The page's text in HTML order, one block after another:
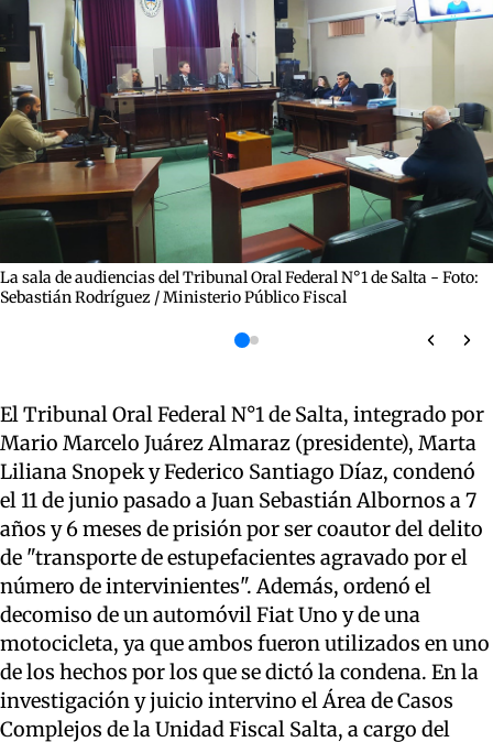
La sala de audiencias del Tribunal Oral Federal N°1 de Salta - Foto:
Sebastián Rodríguez / Ministerio Público Fiscal
El Tribunal Oral Federal N°1 de Salta, integrado por
Mario Marcelo Juárez Almaraz (presidente), Marta
Liliana Snopek y Federico Santiago Díaz, condenó
el 11 de junio pasado a Juan Sebastián Albornos a 7
años y 6 meses de prisión por ser coautor del delito
de "transporte de estupefacientes agravado por el
número de intervinientes". Además, ordenó el
decomiso de un automóvil Fiat Uno y de una
motocicleta, ya que ambos fueron utilizados en uno
de los hechos por los que se dictó la condena. En la
investigación y juicio intervino el Área de Casos
Complejos de la Unidad Fiscal Salta, a cargo del